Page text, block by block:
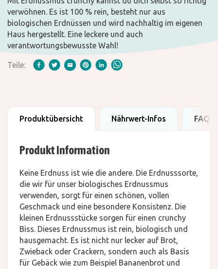
verwöhnen. Es ist 100 % rein, besteht nur aus
biologischen Erdnüssen und wird nachhaltig im eigenen
Haus hergestellt. Eine leckere und auch
verantwortungsbewusste Wahl!
Teile:
Produktübersicht Nährwert-Infos FAQ
Produkt Information
Keine Erdnuss ist wie die andere. Die Erdnusssorte,
die wir für unser biologisches Erdnussmus
verwenden, sorgt für einen schönen, vollen
Geschmack und eine besondere Konsistenz. Die
kleinen Erdnussstücke sorgen für einen crunchy
Biss. Dieses Erdnussmus ist rein, biologisch und
hausgemacht. Es ist nicht nur lecker auf Brot,
Zwieback oder Crackern, sondern auch als Basis
für Gebäck wie zum Beispiel Bananenbrot und